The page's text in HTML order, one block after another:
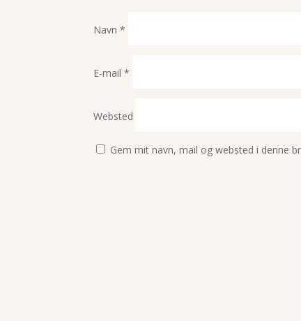
Navn*
E-mail*
Websted
Gem mit navn, mail og websted i denne